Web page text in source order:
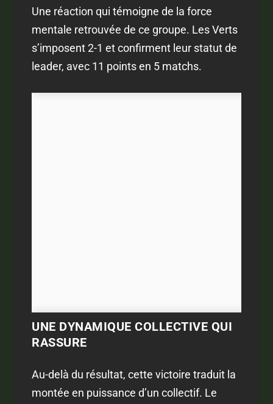
Une réaction qui témoigne de la force
mentale retrouvée de ce groupe. Les Verts
s’imposent 2-1 et confirment leur statut de
leader, avec 11 points en 5 matchs.
UNE DYNAMIQUE COLLECTIVE QUI
RASSURE
Au-delà du résultat, cette victoire traduit la
montée en puissance d’un collectif. Le